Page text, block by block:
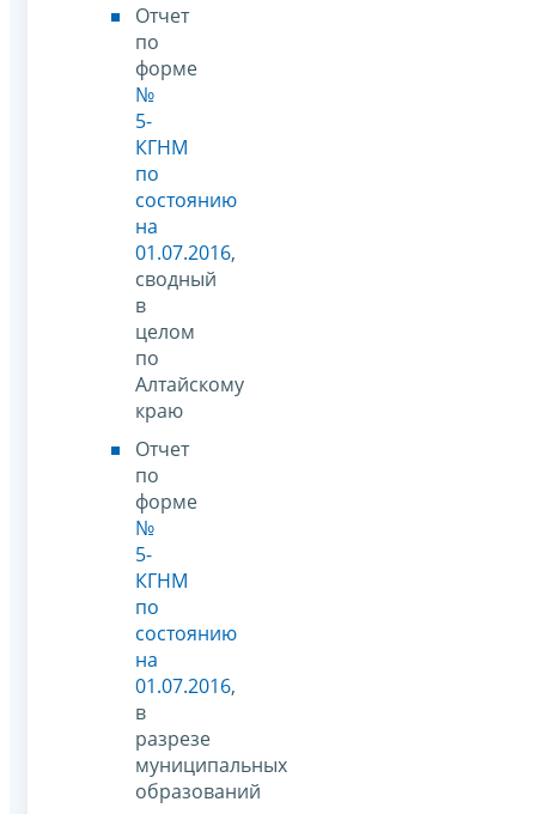
Отчет
по
форме
№
5-
КГНМ
по
состоянию
на
01.07.2016,
сводный
в
целом
по
Алтайскому
краю
Отчет
по
форме
№
5-
КГНМ
по
состоянию
на
01.07.2016,
в
разрезе
муниципальных
образований